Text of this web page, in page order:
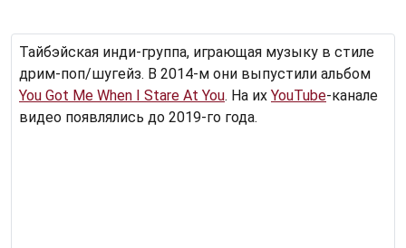
Тайбэйская инди-группа, играющая музыку в стиле
дрим-поп/шугейз. В 2014-м они выпустили альбом
You Got Me When I Stare At You. На их YouTube-канале
видео появлялись до 2019-го года.